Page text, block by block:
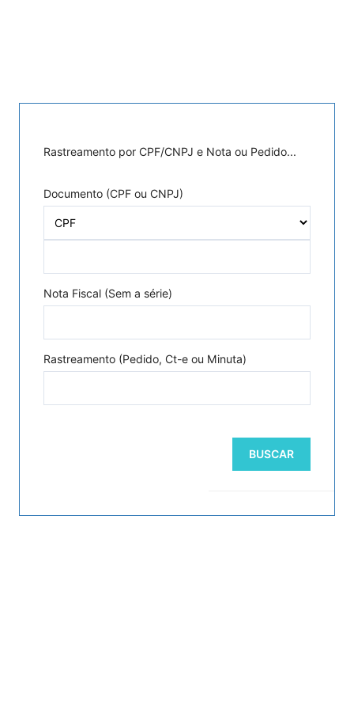
Rastreamento por CPF/CNPJ e Nota ou Pedido...
Documento (CPF ou CNPJ)
Nota Fiscal (Sem a série)
Rastreamento (Pedido, Ct-e ou Minuta)
BUSCAR